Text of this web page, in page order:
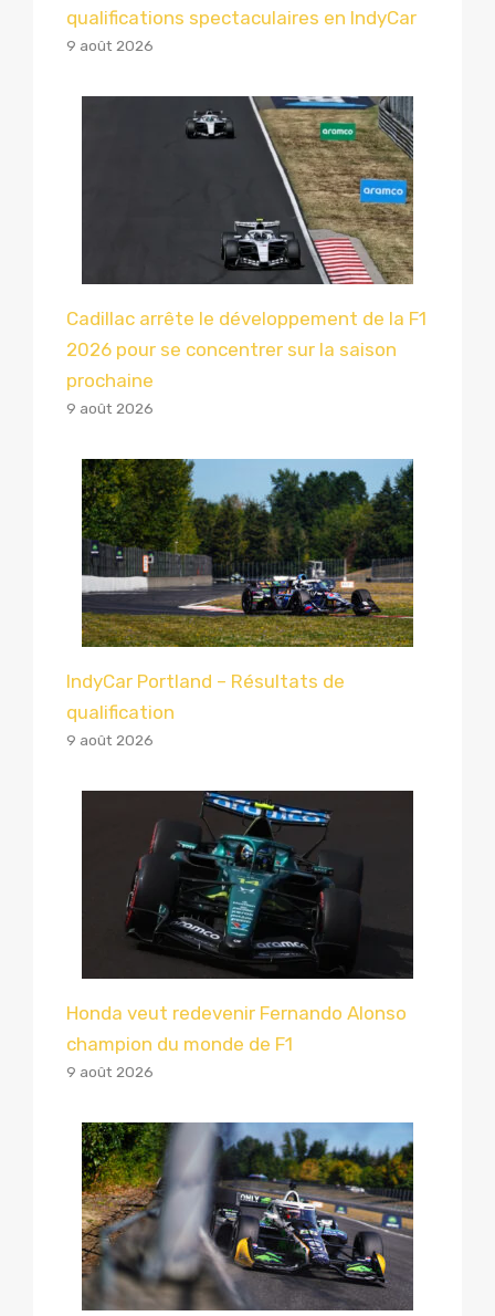
qualifications spectaculaires en IndyCar
9 août 2026
Cadillac arrête le développement de la F1
2026 pour se concentrer sur la saison
prochaine
9 août 2026
IndyCar Portland – Résultats de
qualification
9 août 2026
Honda veut redevenir Fernando Alonso
champion du monde de F1
9 août 2026